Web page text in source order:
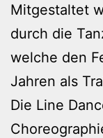
Mitgestaltet
durch die
welche den
Jahren als
Die Line